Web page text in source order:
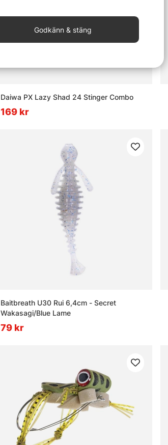
Daiwa PX Lazy Shad 24 Stinger Combo
169 kr
Baitbreath U30 Rui 6,4cm - Secret
Wakasagi/Blue Lame
79 kr
Godkänn & stäng